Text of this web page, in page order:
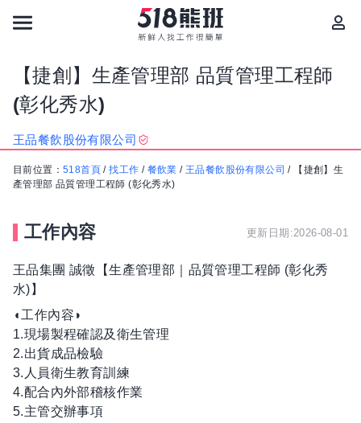
【捷創】生產管理部 品質管理工程師
(彰化秀水)
王品餐飲股份有限公司
目前位置： 518首頁 /找工作 / 餐飲業 / 王品餐飲股份有限公司 /
【捷創】生
產管理部 品質管理工程師 (彰化秀水)
工作內容 更新日期:2026-08-01
王品集團 誠徵【生產管理部｜品質管理工程師 (彰化秀
水)】
◖工作內容◗
1.現場製程確認及衛生管理
2.出貨成品檢驗
3.人員衛生教育訓練
4.配合內外部稽核作業
5.主管交辦事項